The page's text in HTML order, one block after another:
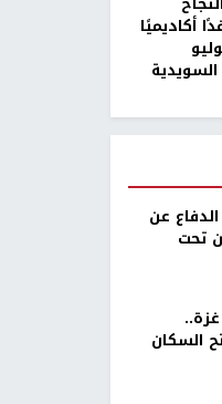
أكاديميًا
السويدية
عن
تحت
السكان